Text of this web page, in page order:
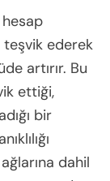
hesap
teşvik ederek
artırır. Bu
ettiği,
bir
dahil